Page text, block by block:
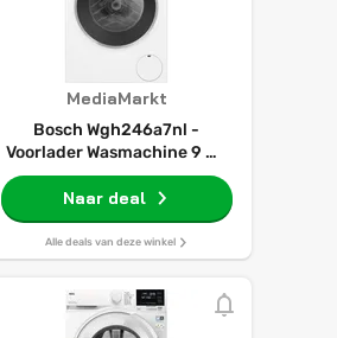
MediaMarkt
Bosch Wgh246a7nl -
Voorlader Wasmachine 9 Kg
1600 Rpm 73 Db
Automatisch Doseren (i-dos)
Naar deal
Alle deals van deze winkel